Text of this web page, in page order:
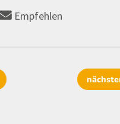
Empfehlen